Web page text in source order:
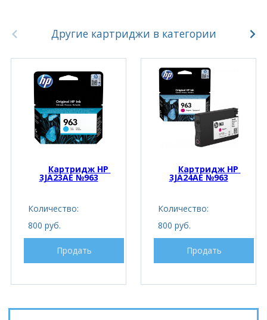
Другие картриджи в категории
Картридж HP
3JA23AE №963
Количество:
800 руб.
Продать
Картридж HP
3JA24AE №963
Количество:
800 руб.
Продать